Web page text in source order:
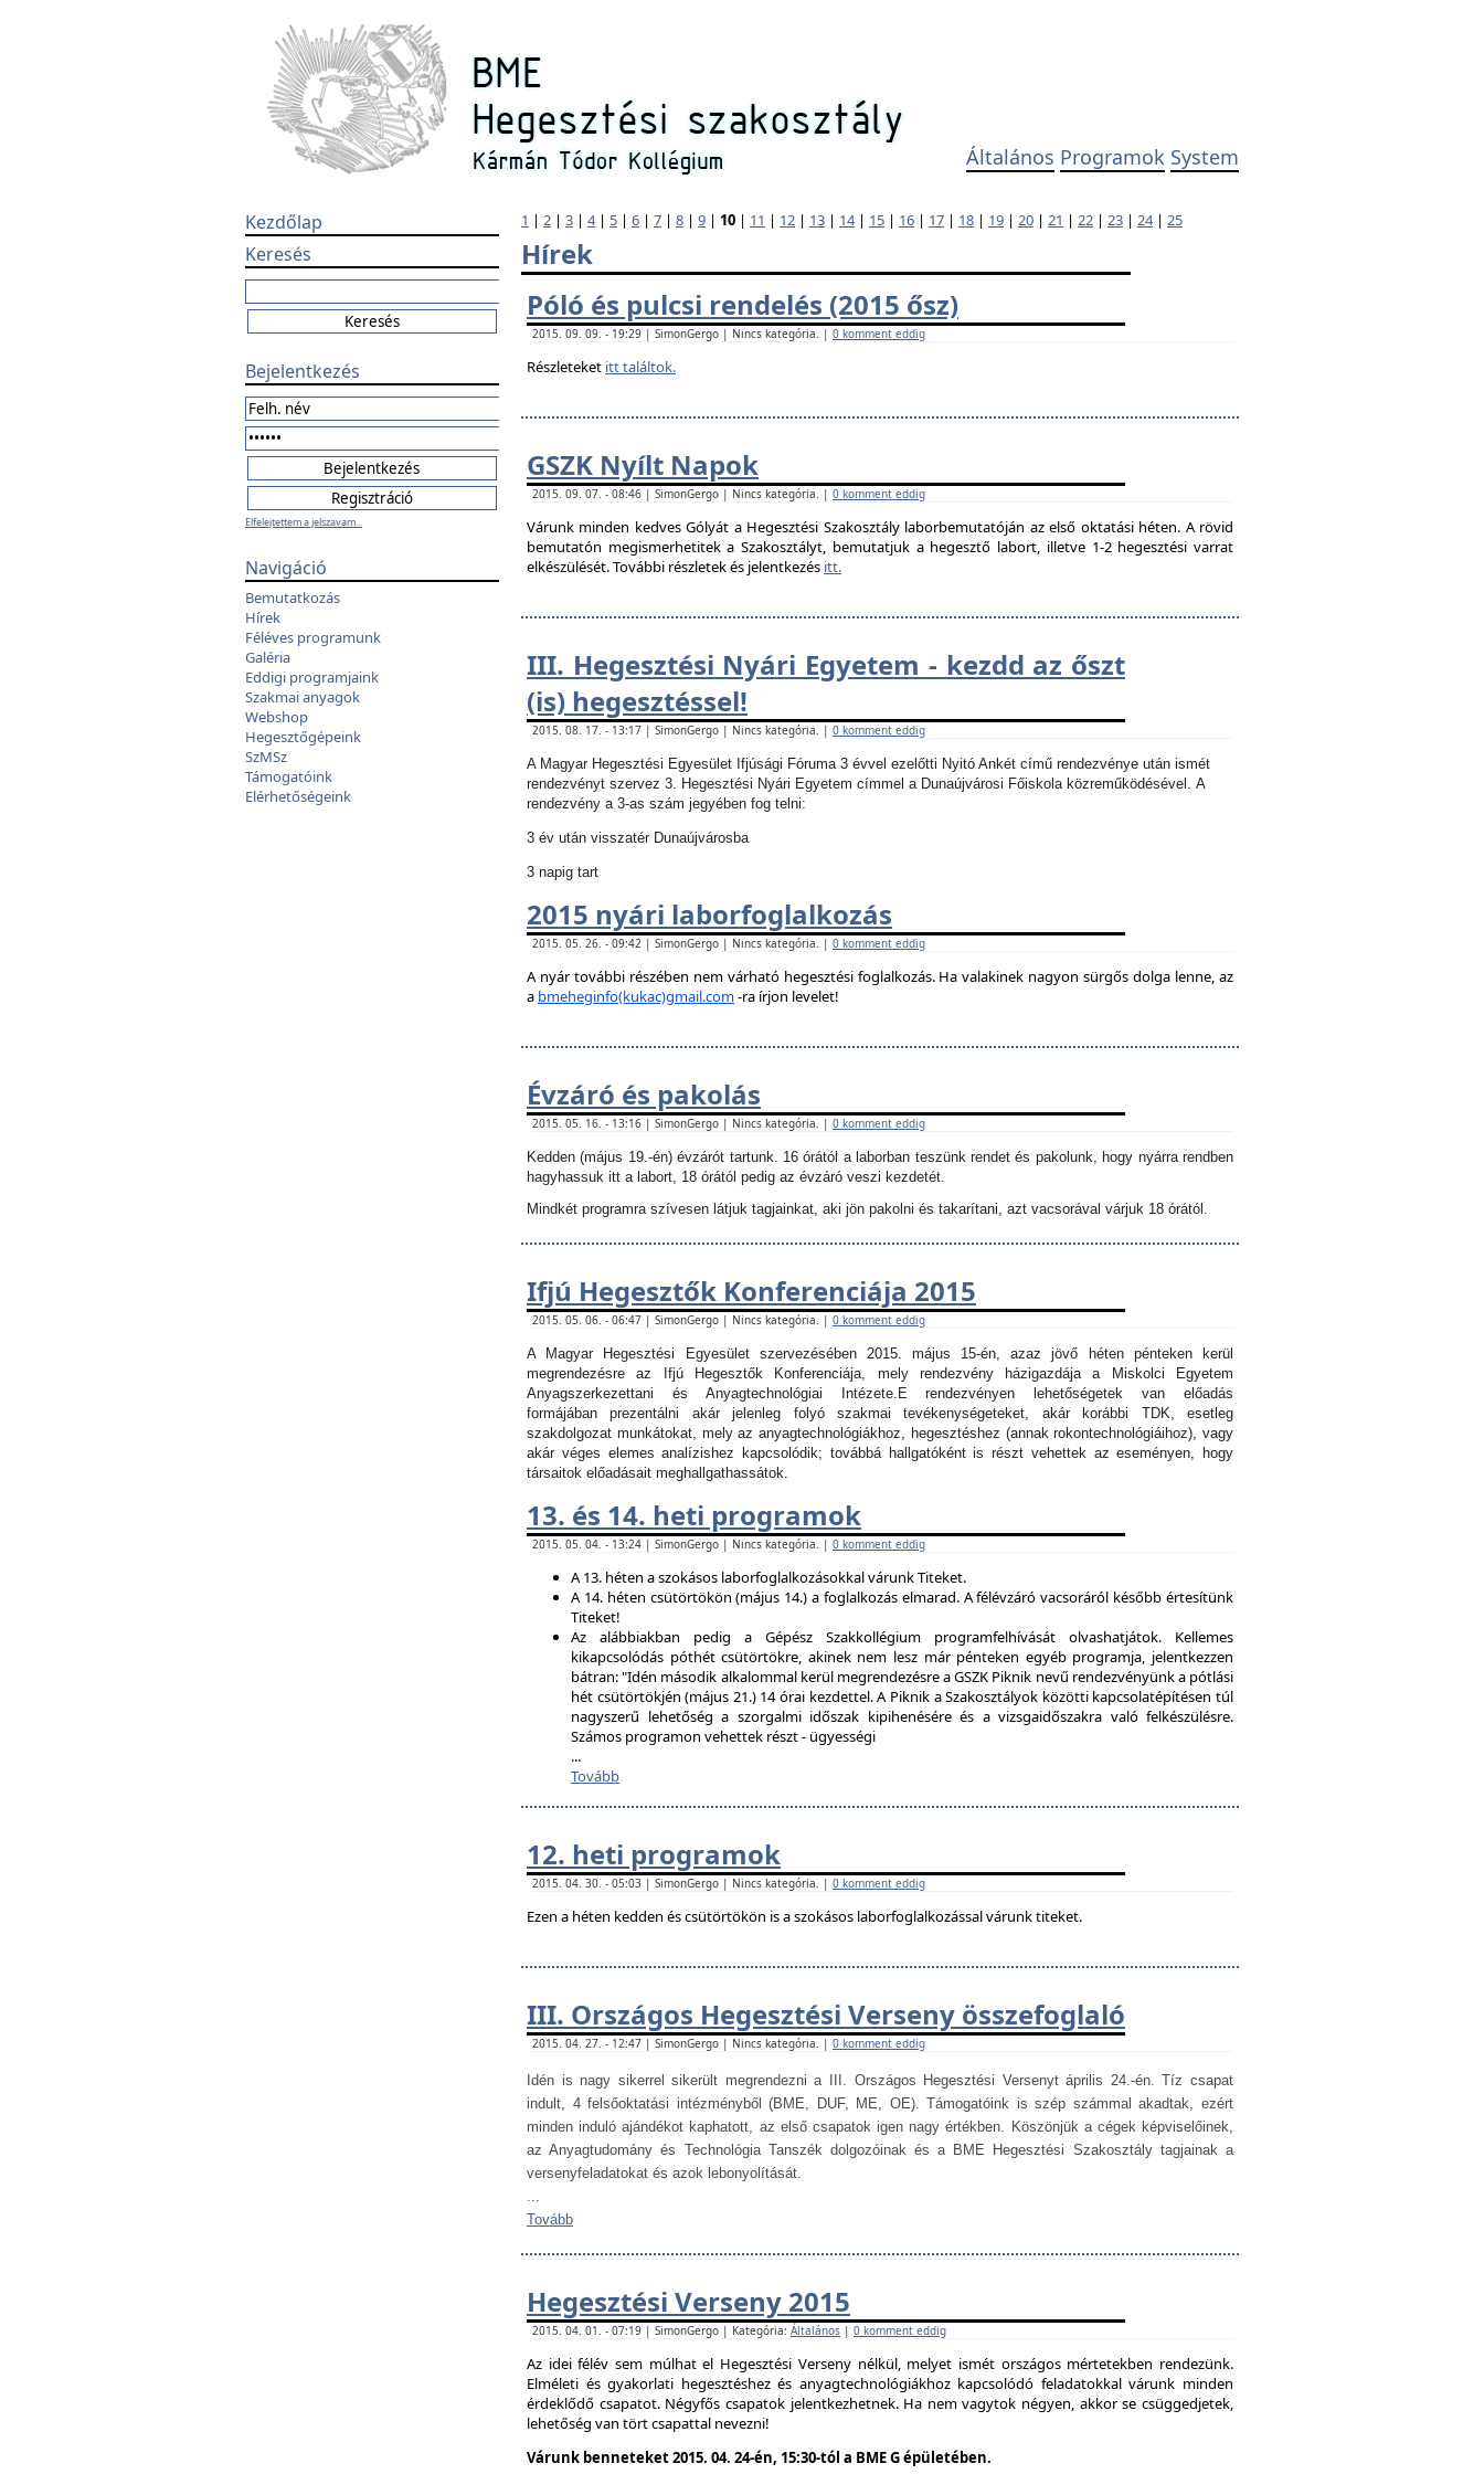
Általános Programok System
Kezdőlap
Keresés
Bejelentkezés
Elfelejtettem a jelszavam...
Navigáció
Bemutatkozás
Hírek
Féléves programunk
Galéria
Eddigi programjaink
Szakmai anyagok
Webshop
Hegesztőgépeink
SzMSz
Támogatóink
Elérhetőségeink
1 | 2 | 3 | 4| 5 | 6 | 7 | 8 | 9 | 10 | 11 | 12 | 13 | 14| 15 | 16 | 17 | 18 | 19 | 20 | 21 | 22 | 23 | 24| 25
Hírek
Póló és pulcsi rendelés (2015 ősz)
2015. 09. 09. - 19:29 | SimonGergo | Nincs kategória. | 0 komment eddig
Részleteket itt találtok.
GSZK Nyílt Napok
2015. 09. 07. - 08:46 | SimonGergo | Nincs kategória. | 0 komment eddig
Várunk minden kedves Gólyát a Hegesztési Szakosztály laborbemutatóján az első oktatási héten. A rövid
bemutatón megismerhetitek a Szakosztályt, bemutatjuk a hegesztő labort, illetve 1-2 hegesztési varrat
elkészülését. További részletek és jelentkezés itt.
III. Hegesztési Nyári Egyetem - kezdd az őszt
(is) hegesztéssel!
2015. 08. 17. - 13:17 | SimonGergo | Nincs kategória. | 0 komment eddig
A Magyar Hegesztési Egyesület Ifjúsági Fóruma 3 évvel ezelőtti Nyitó Ankét című rendezvénye után ismét
rendezvényt szervez 3. Hegesztési Nyári Egyetem címmel a Dunaújvárosi Főiskola közreműködésével. A
rendezvény a 3-as szám jegyében fog telni:
3 év után visszatér Dunaújvárosba
3 napig tart
2015 nyári laborfoglalkozás
2015. 05. 26. - 09:42 | SimonGergo | Nincs kategória. | 0 komment eddig
A nyár további részében nem várható hegesztési foglalkozás. Ha valakinek nagyon sürgős dolga lenne, az
a bmeheginfo(kukac)gmail.com-ra írjon levelet!
Évzáró és pakolás
2015. 05. 16. - 13:16 | SimonGergo | Nincs kategória. | 0 komment eddig
Kedden (május 19.-én) évzárót tartunk. 16 órától a laborban teszünk rendet és pakolunk, hogy nyárra rendben
hagyhassuk itt a labort, 18 órától pedig az évzáró veszi kezdetét.
Mindkét programra szívesen látjuk tagjainkat, aki jön pakolni és takarítani, azt vacsorával várjuk 18 órától.
Ifjú Hegesztők Konferenciája 2015
2015. 05. 06. - 06:47 | SimonGergo | Nincs kategória. | 0 komment eddig
A Magyar Hegesztési Egyesület szervezésében 2015. május 15-én, azaz jövő héten pénteken kerül
megrendezésre az Ifjú Hegesztők Konferenciája, mely rendezvény házigazdája a Miskolci Egyetem
Anyagszerkezettani és Anyagtechnológiai Intézete. E rendezvényen lehetőségetek van előadás
formájában prezentálni akár jelenleg folyó szakmai tevékenységeteket, akár korábbi TDK, esetleg
szakdolgozat munkátokat, mely az anyagtechnológiákhoz, hegesztéshez (annak rokontechnológiáihoz), vagy
akár véges elemes analízishez kapcsolódik; továbbá hallgatóként is részt vehettek az eseményen, hogy
társaitok előadásait meghallgathassátok.
13. és 14. heti programok
2015. 05. 04. - 13:24 | SimonGergo | Nincs kategória. | 0 komment eddig
A 13. héten a szokásos laborfoglalkozásokkal várunk Titeket.
A 14. héten csütörtökön (május 14.) a foglalkozás elmarad. A félévzáró vacsoráról később értesítünk
Titeket!
Az alábbiakban pedig a Gépész Szakkollégium programfelhívását olvashatjátok. Kellemes
kikapcsolódás póthét csütörtökre, akinek nem lesz már pénteken egyéb programja, jelentkezzen
bátran: "Idén második alkalommal kerül megrendezésre a GSZK Piknik nevű rendezvényünk a pótlási
hét csütörtökjén (május 21.) 14 órai kezdettel. A Piknik a Szakosztályok közötti kapcsolatépítésen túl
nagyszerű lehetőség a szorgalmi időszak kipihenésére és a vizsgaidőszakra való felkészülésre.
Számos programon vehettek részt - ügyességi
...
Tovább
12. heti programok
2015. 04. 30. - 05:03 | SimonGergo | Nincs kategória. | 0 komment eddig
Ezen a héten kedden és csütörtökön is a szokásos laborfoglalkozással várunk titeket.
III. Országos Hegesztési Verseny összefoglaló
2015. 04. 27. - 12:47 | SimonGergo | Nincs kategória. | 0 komment eddig
Idén is nagy sikerrel sikerült megrendezni a III. Országos Hegesztési Versenyt április 24.-én. Tíz csapat
indult, 4 felsőoktatási intézményből (BME, DUF, ME, OE). Támogatóink is szép számmal akadtak, ezért
minden induló ajándékot kaphatott, az első csapatok igen nagy értékben. Köszönjük a cégek képviselőinek,
az Anyagtudomány és Technológia Tanszék dolgozóinak és a BME Hegesztési Szakosztály tagjainak a
versenyfeladatokat és azok lebonyolítását.
...
Tovább
Hegesztési Verseny 2015
2015. 04. 01. - 07:19 | SimonGergo | Kategória: Általános | 0 komment eddig
Az idei félév sem múlhat el Hegesztési Verseny nélkül, melyet ismét országos mértetekben rendezünk.
Elméleti és gyakorlati hegesztéshez és anyagtechnológiákhoz kapcsolódó feladatokkal várunk minden
érdeklődő csapatot. Négyfős csapatok jelentkezhetnek. Ha nem vagytok négyen, akkor se csüggedjetek,
lehetőség van tört csapattal nevezni!
Várunk benneteket 2015. 04. 24-én, 15:30-tól a BME G épületében.